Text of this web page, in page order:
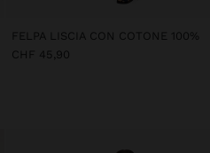
FELPA LISCIA CON COTONE 100%
CHF 45,90